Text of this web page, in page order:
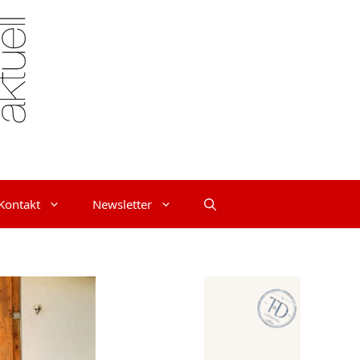
Newsletter